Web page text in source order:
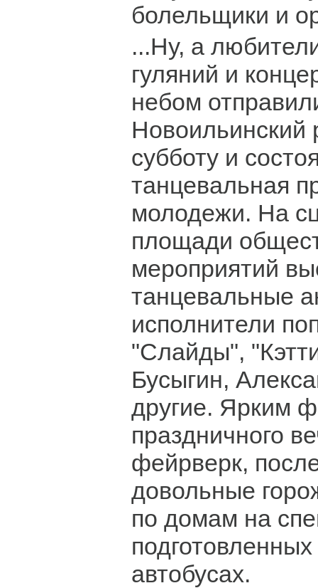
болельщики и
...Ну, а
гуляний и
небом
Новоильинский
субботу и
танцевальная
молодежи. На
площади
мероприятий
танцевальные
исполнители
"Слайды",
Бусыгин,
другие. Ярким
праздничного
фейрверк,
довольные
по домам на
автобусах.